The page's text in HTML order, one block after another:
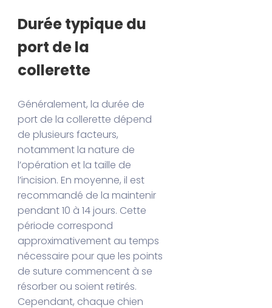
Durée typique du
port de la
collerette
Généralement, la durée de
port de la collerette dépend
de plusieurs facteurs,
notamment la nature de
l’opération et la taille de
l’incision. En moyenne, il est
recommandé de la maintenir
pendant 10 à 14 jours. Cette
période correspond
approximativement au temps
nécessaire pour que les points
de suture commencent à se
résorber ou soient retirés.
Cependant, chaque chien